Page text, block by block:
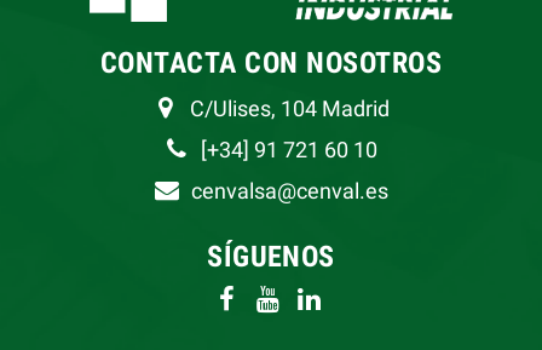
CONTACTA CON NOSOTROS
C/Ulises, 104 Madrid
[+34] 91 721 60 10
cenvalsa@cenval.es
SÍGUENOS